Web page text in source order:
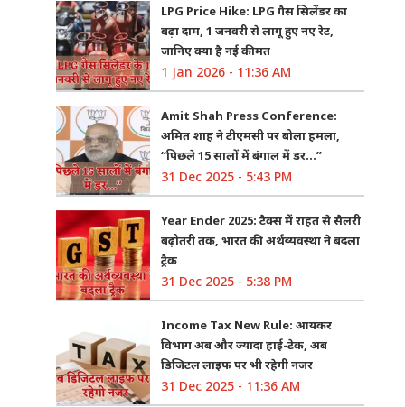
LPG Price Hike: LPG गैस सिलेंडर का
बढ़ा दाम, 1 जनवरी से लागू हुए नए रेट,
जानिए क्या है नई कीमत
1 Jan 2026 - 11:36 AM
Amit Shah Press Conference:
अमित शाह ने टीएमसी पर बोला हमला,
“पिछले 15 सालों में बंगाल में डर…”
31 Dec 2025 - 5:43 PM
Year Ender 2025: टैक्स में राहत से सैलरी
बढ़ोतरी तक, भारत की अर्थव्यवस्था ने बदला
ट्रैक
31 Dec 2025 - 5:38 PM
Income Tax New Rule: आयकर
विभाग अब और ज्यादा हाई-टेक, अब
डिजिटल लाइफ पर भी रहेगी नजर
31 Dec 2025 - 11:36 AM